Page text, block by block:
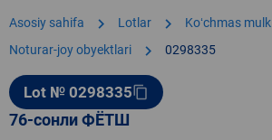
Asosiy sahifa chevron_right Lotlar chevron_right Koʻchmas mulk
Noturar-joy obyektlari chevron_right 0298335
Lot № 0298335content_copy
76-сонли ФЁТШ